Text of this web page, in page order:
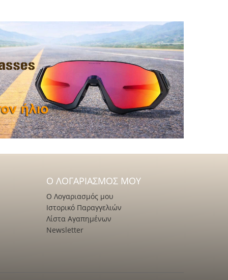
Ο ΛΟΓΑΡΙΑΣΜΌΣ ΜΟΥ
Ο Λογαριασμός μου
Ιστορικό Παραγγελιών
Λίστα Αγαπημένων
Newsletter